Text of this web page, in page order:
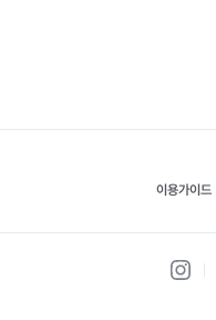
이용가이드